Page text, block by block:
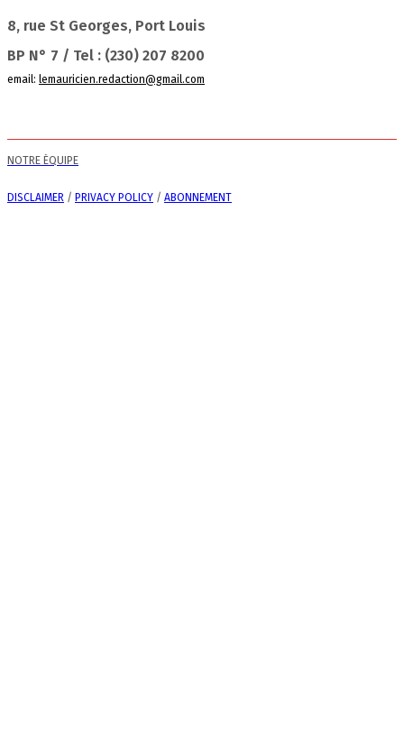
8, rue St Georges, Port Louis
BP N° 7 / Tel : (230) 207 8200
email: lemauricien.redaction@gmail.com
NOTRE ÉQUIPE
DISCLAIMER / PRIVACY POLICY / ABONNEMENT